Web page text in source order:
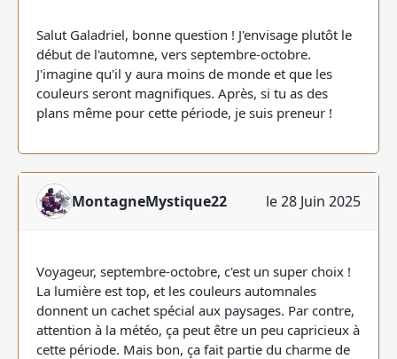
Salut Galadriel, bonne question ! J'envisage plutôt le
début de l'automne, vers septembre-octobre.
J'imagine qu'il y aura moins de monde et que les
couleurs seront magnifiques. Après, si tu as des
plans même pour cette période, je suis preneur !
MontagneMystique22 le 28 Juin 2025
Voyageur, septembre-octobre, c'est un super choix !
La lumière est top, et les couleurs automnales
donnent un cachet spécial aux paysages. Par contre,
attention à la météo, ça peut être un peu capricieux à
cette période. Mais bon, ça fait partie du charme de